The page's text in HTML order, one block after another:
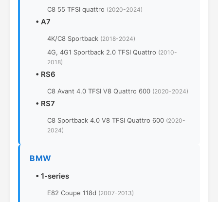
C8 55 TFSI quattro (2020-2024)
• A7
4K/C8 Sportback (2018-2024)
4G, 4G1 Sportback 2.0 TFSI Quattro (2010-
2018)
• RS6
C8 Avant 4.0 TFSI V8 Quattro 600 (2020-2024)
• RS7
C8 Sportback 4.0 V8 TFSI Quattro 600 (2020-
2024)
BMW
• 1-series
E82 Coupe 118d (2007-2013)